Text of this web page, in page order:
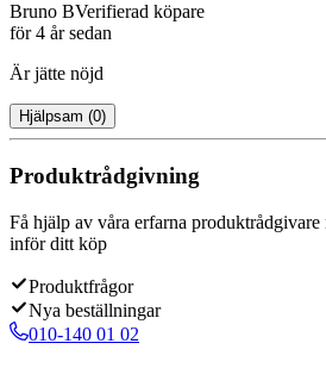
Bruno BVerifierad köpare
för 4 år sedan
Är jätte nöjd
Hjälpsam (0)
Produktrådgivning
Få hjälp av våra erfarna
inför ditt köp
Produktfrågor
Nya beställningar
010-140 01 02